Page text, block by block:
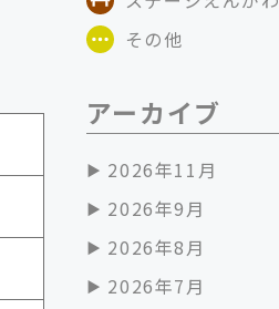
その他
アーカイブ
2026年11月
2026年9月
2026年8月
2026年7月